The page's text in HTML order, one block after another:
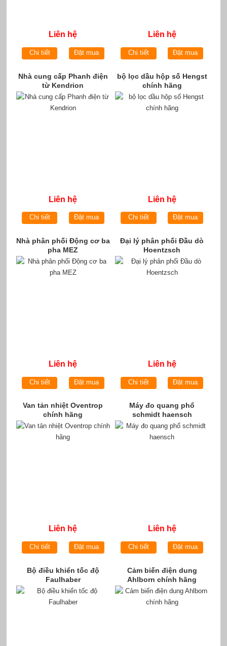
Liên hệ
Chi tiết Đặt mua
Liên hệ
Chi tiết Đặt mua
Nhà cung cấp Phanh điện
từ Kendrion
Liên hệ
Chi tiết Đặt mua
bộ lọc dầu hộp số Hengst
chính hãng
Liên hệ
Chi tiết Đặt mua
Nhà phân phối Động cơ ba
pha MEZ
Liên hệ
Chi tiết Đặt mua
Đại lý phân phối Đầu dò
Hoentzsch
Liên hệ
Chi tiết Đặt mua
Van tản nhiệt Oventrop
chính hãng
Liên hệ
Chi tiết Đặt mua
Máy đo quang phổ
schmidt haensch
Liên hệ
Chi tiết Đặt mua
Bộ điều khiển tốc độ
Faulhaber
Cảm biến điện dung
Ahlborn chính hãng